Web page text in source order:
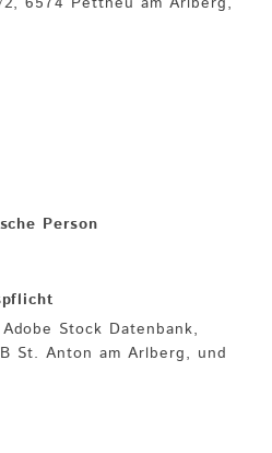
Person
Stock Datenbank,
St. Anton am Arlberg, und